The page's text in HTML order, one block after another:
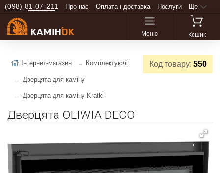
(098) 81-07-211 Про нас Оплата і доставка Послуги Ще
Меню Кошик
Код товару: 550
Інтернет-магазин Комплектуючі
Дверцята для каміну
Дверцята для каміну Kratki
Дверцята OLIWIA DECO